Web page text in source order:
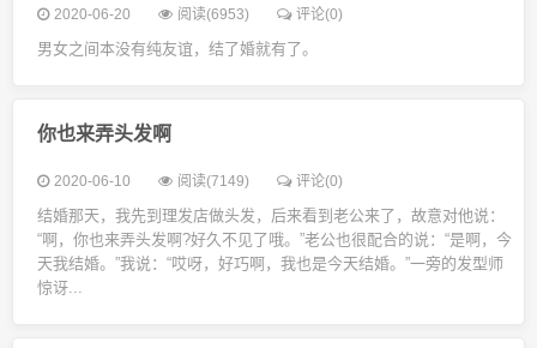
2020-06-20 阅读(6953) 评论(0)
男女之间本没有纯友谊，结了婚就有了。
你也来弄头发啊
2020-06-10 阅读(7149) 评论(0)
结婚那天，我先到理发店做头发，后来看到老公来了，故意对他说：
“啊，你也来弄头发啊?好久不见了哦。”老公也很配合的说：“是啊，今
天我结婚。”我说：“哎呀，好巧啊，我也是今天结婚。”一旁的发型师
惊讶...